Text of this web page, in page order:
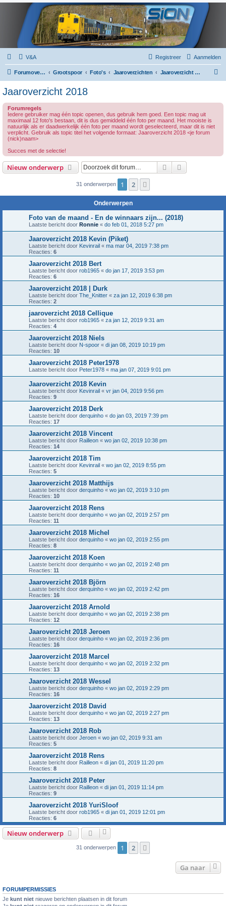
V&A Aanmelden
Registreer
Forumoverzicht Grootspoor Foto's Jaaroverzichten Jaaroverzicht 2018
Jaaroverzicht 2018
Forumregels
Iedere gebruiker mag één topic openen, dus gebruik hem goed. Een topic mag uit
maximaal 12 foto's bestaan, dit is dus gemiddeld één foto per maand. Het mooiste is
natuurlijk als er daadwerkelijk één foto per maand wordt geselecteerd, maar dit is niet
verplicht. Gebruik als topic titel het volgende formaat: Jaaroverzicht 2018 <je forum
(nick)naam>
Succes met de selectie!
Nieuw onderwerp Zoek
31 onderwerpen 1 2
Onderwerpen
Foto van de maand - En de winnaars zijn... (2018)
Laatste bericht door Ronnie « do feb 01, 2018 5:27 pm
Jaaroverzicht 2018 Kevin (Piket)
Laatste bericht door Kevinrail « ma mar 04, 2019 7:38 pm
Reacties: 6
Jaaroverzicht 2018 Bert
Laatste bericht door rob1965 « do jan 17, 2019 3:53 pm
Reacties: 6
Jaaroverzicht 2018 | Durk
Laatste bericht door The_Knitter « za jan 12, 2019 6:38 pm
Reacties: 2
jaaroverzicht 2018 Cellique
Laatste bericht door rob1965 « za jan 12, 2019 9:31 am
Reacties: 4
Jaaroverzicht 2018 Niels
Laatste bericht door N-spoor « di jan 08, 2019 10:19 pm
Reacties: 10
Jaaroverzicht 2018 Peter1978
Laatste bericht door Peter1978 « ma jan 07, 2019 9:01 pm
Jaaroverzicht 2018 Kevin
Laatste bericht door Kevinrail « vr jan 04, 2019 9:56 pm
Reacties: 9
Jaaroverzicht 2018 Derk
Laatste bericht door derquinho « do jan 03, 2019 7:39 pm
Reacties: 17
Jaaroverzicht 2018 Vincent
Laatste bericht door Railleon « wo jan 02, 2019 10:38 pm
Reacties: 14
Jaaroverzicht 2018 Tim
Laatste bericht door Kevinrail « wo jan 02, 2019 8:55 pm
Reacties: 5
Jaaroverzicht 2018 Matthijs
Laatste bericht door derquinho « wo jan 02, 2019 3:10 pm
Reacties: 10
Jaaroverzicht 2018 Rens
Laatste bericht door derquinho « wo jan 02, 2019 2:57 pm
Reacties: 11
Jaaroverzicht 2018 Michel
Laatste bericht door derquinho « wo jan 02, 2019 2:55 pm
Reacties: 8
Jaaroverzicht 2018 Koen
Laatste bericht door derquinho « wo jan 02, 2019 2:48 pm
Reacties: 11
Jaaroverzicht 2018 Björn
Laatste bericht door derquinho « wo jan 02, 2019 2:42 pm
Reacties: 16
Jaaroverzicht 2018 Arnold
Laatste bericht door derquinho « wo jan 02, 2019 2:38 pm
Reacties: 12
Jaaroverzicht 2018 Jeroen
Laatste bericht door derquinho « wo jan 02, 2019 2:36 pm
Reacties: 16
Jaaroverzicht 2018 Marcel
Laatste bericht door derquinho « wo jan 02, 2019 2:32 pm
Reacties: 13
Jaaroverzicht 2018 Wessel
Laatste bericht door derquinho « wo jan 02, 2019 2:29 pm
Reacties: 16
Jaaroverzicht 2018 David
Laatste bericht door derquinho « wo jan 02, 2019 2:27 pm
Reacties: 13
Jaaroverzicht 2018 Rob
Laatste bericht door Jeroen « wo jan 02, 2019 9:31 am
Reacties: 5
Jaaroverzicht 2018 Rens
Laatste bericht door Railleon « di jan 01, 2019 11:20 pm
Reacties: 8
Jaaroverzicht 2018 Peter
Laatste bericht door Railleon « di jan 01, 2019 11:14 pm
Reacties: 9
Jaaroverzicht 2018 YuriSloof
Laatste bericht door rob1965 « di jan 01, 2019 12:01 pm
Reacties: 6
Nieuw onderwerp
31 onderwerpen 1 2
Ga naar
FORUMPERMISSIES
Je kunt niet nieuwe berichten plaatsen in dit forum